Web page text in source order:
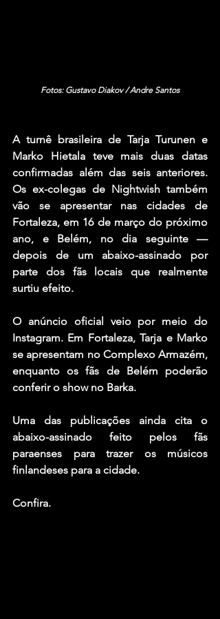
Fotos: Gustavo Diakov / Andre Santos
A turnê brasileira de Tarja Turunen e
Marko Hietala teve mais duas datas
confirmadas além das seis anteriores.
Os ex-colegas de Nightwish também
vão se apresentar nas cidades de
Fortaleza, em 16 de março do próximo
ano, e Belém, no dia seguinte —
depois de um abaixo-assinado por
parte dos fãs locais que realmente
surtiu efeito.
O anúncio oficial veio por meio do
Instagram. Em Fortaleza, Tarja e Marko
se apresentam no Complexo Armazém,
enquanto os fãs de Belém poderão
conferir o show no Barka.
Uma das publicações ainda cita o
abaixo-assinado feito pelos fãs
paraenses para trazer os músicos
finlandeses para a cidade.
Confira.